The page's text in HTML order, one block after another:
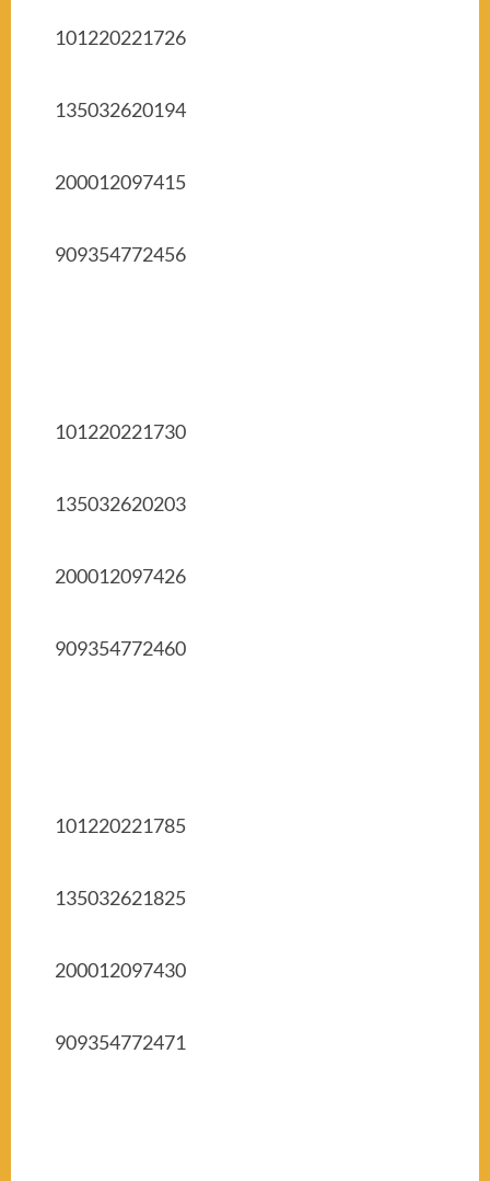
101220221726
135032620194
200012097415
909354772456
101220221730
135032620203
200012097426
909354772460
101220221785
135032621825
200012097430
909354772471